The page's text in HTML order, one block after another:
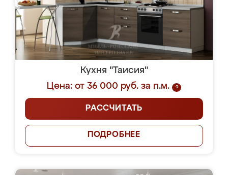
Кухня "Таисия"
Цена: от 36 000 руб. за п.м.
?
РАССЧИТАТЬ
ПОДРОБНЕЕ